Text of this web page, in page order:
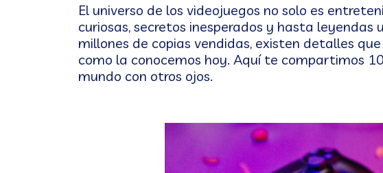
El universo de los videojuegos no solo es
curiosas, secretos inesperados y hasta leyendas
millones de copias vendidas, existen detalles
como la conocemos hoy. Aquí te compartimos
mundo con otros ojos.